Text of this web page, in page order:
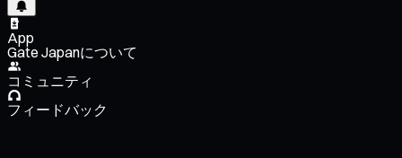
App
Gate Japanについて
コミュニティ
フィードバック